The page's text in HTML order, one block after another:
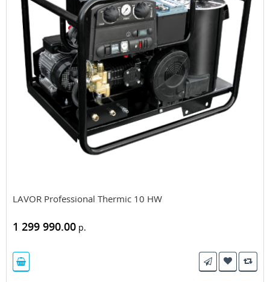
LAVOR Professional Thermic 10 HW
1 299 990.00 р.